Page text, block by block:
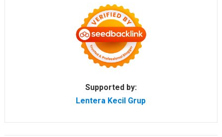
Supported by:
Lentera Kecil Grup